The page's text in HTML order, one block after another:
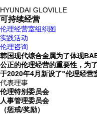
HYUNDAI GLOVILLE
可持续经营
伦理经营室组织图
实践活动
伦理咨询
韩国现代综合金属为了体现
公正的伦理经营的重要性，为
于2020年4月新设了"伦理经营
代表理事
伦理特别委员会
人事管理委员会
（惩戒/奖励）